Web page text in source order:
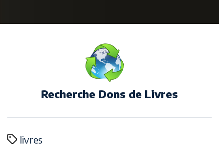
Recherche Dons de Livres
livres